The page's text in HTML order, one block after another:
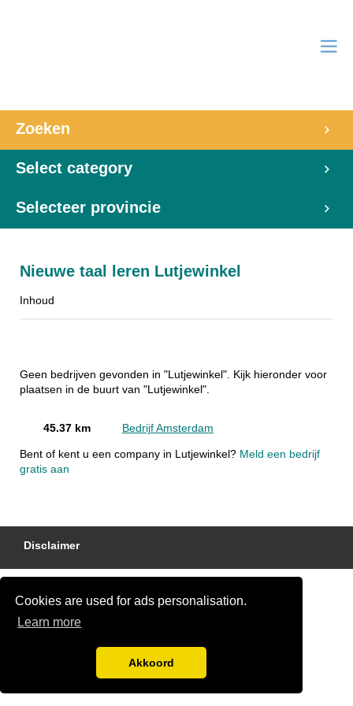
Cookies are used for ads personalisation.
Learn more
Akkoord
Zoeken
Select category
Selecteer provincie
Nieuwe taal leren Lutjewinkel
Inhoud
Geen bedrijven gevonden in "Lutjewinkel". Kijk hieronder voor
plaatsen in de buurt van "Lutjewinkel".
45.37 km Bedrijf Amsterdam
Bent of kent u een company in Lutjewinkel? Meld een bedrijf
gratis aan
Disclaimer